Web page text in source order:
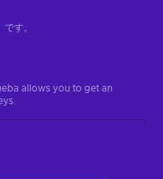
す。
allows you to get an